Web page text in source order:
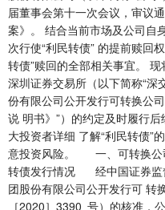
届董事会第十一次会议，审议
案》。 结合当前市场及公司自
次行使“利民转债” 的提前赎回
转债”赎回的全部相关事宜。
深圳证券交易所（以下简称“深
份有限公司公开发行可转换公
说 明书》”）的约定及时履行
大投资者详细 了解“利民转债”
意投资风险。 一、可转换
转债发行情况 经中国证券监
团股份有限公司公开发行可 转
［2020］3390 号）的核准，